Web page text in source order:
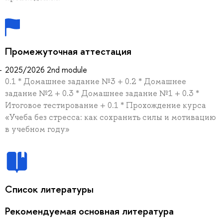
Промежуточная аттестация
2025/2026 2nd module
0.1 * Домашнее задание №3 + 0.2 * Домашнее
задание №2 + 0.3 * Домашнее задание №1 + 0.3 *
Итоговое тестирование + 0.1 * Прохождение курса
«Учеба без стресса: как сохранить силы и мотивацию
в учебном году»
Список литературы
Рекомендуемая основная литература